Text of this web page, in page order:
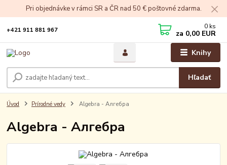
Pri objednávke v rámci SR a ČR nad 50 € poštovné zdarma.
Knihy
Hľadať
+421 911 881 967 0 ks
za 0,00 EUR
Úvod Prírodné vedy Algebra - Алгебра
Algebra - Алгебра